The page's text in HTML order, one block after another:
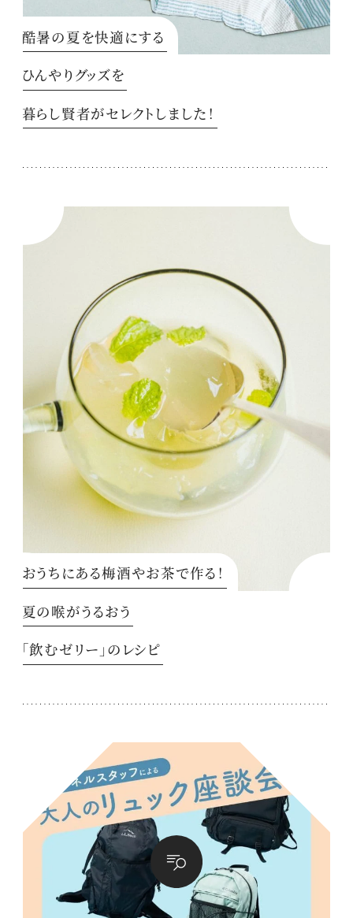
酷暑の夏を快適にする
ひんやりグッズを
暮らし賢者がセレクトしました！
おうちにある梅酒やお茶で作る！
夏の喉がうるおう
「飲むゼリー」のレシピ